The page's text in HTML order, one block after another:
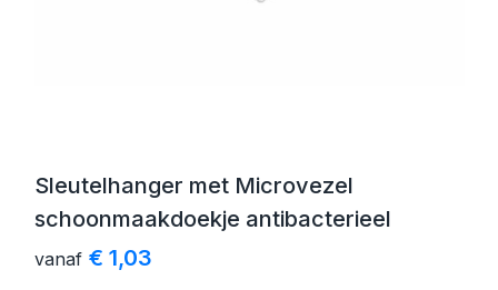
Sleutelhanger met Microvezel
schoonmaakdoekje antibacterieel
vanaf € 1,03